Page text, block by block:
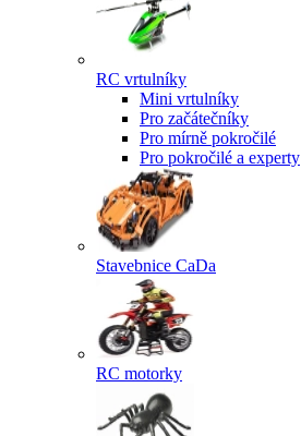
RC vrtulníky
Mini vrtulníky
Pro začátečníky
Pro mírně pokročilé
Pro pokročilé a experty
Stavebnice CaDa
RC motorky